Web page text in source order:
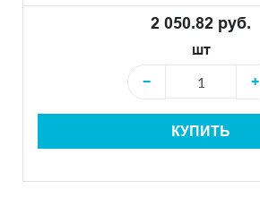
2 050.82 руб.
шт
−
+
КУПИТЬ